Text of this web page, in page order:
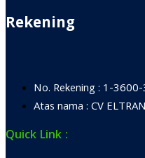
Rekening
No. Rekening : 1-
Atas nama : CV
Quick Link :